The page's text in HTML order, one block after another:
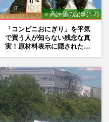
⭐ 高評価の記事(8.7)
「コンビニおにぎり」を平気
で買う人が知らない残念な真
実！原材料表示に隠された添